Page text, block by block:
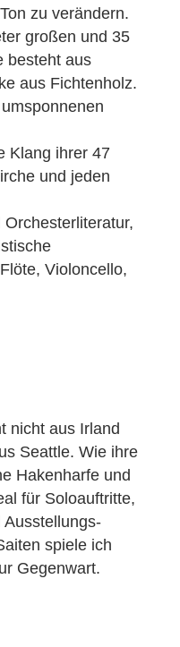
zu verändern.
großen und 35
besteht aus
aus Fichtenholz.
Klang ihrer 47
und jeden
Violoncello,
nicht aus Irland
Seattle. Wie ihre
Hakenharfe und
für Soloauftritte,
spiele ich
Gegenwart.